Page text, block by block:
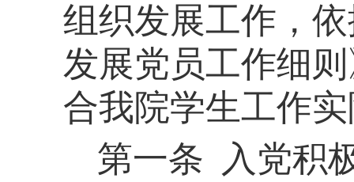
组织发展工作，
发展党员工作细则
合我院学生工作
第一条 入党积